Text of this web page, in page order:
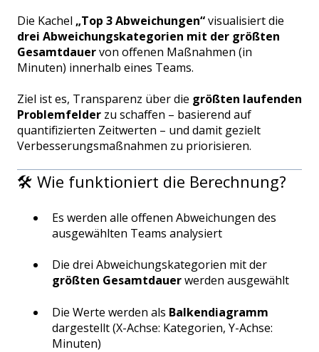
Die Kachel „Top 3 Abweichungen“visualisiert die
drei Abweichungskategorien mit der größten
Gesamtdauervon offenen Maßnahmen (in
Minuten) innerhalb eines Teams.
Ziel ist es, Transparenz über die größten laufenden
Problemfelder zu schaffen – basierend auf
quantifizierten Zeitwerten – und damit gezielt
Verbesserungsmaßnahmen zu priorisieren.
🛠️ Wie funktioniert die Berechnung?
Es werden alle offenen Abweichungen des
ausgewählten Teams analysiert
Die drei Abweichungskategorien mit der
größten Gesamtdauerwerden ausgewählt
Die Werte werden als Balkendiagramm
dargestellt (X-Achse: Kategorien, Y-Achse:
Minuten)